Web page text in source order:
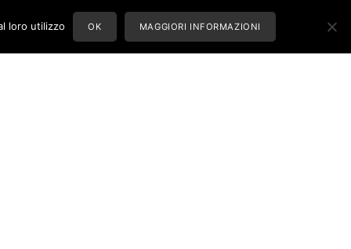
loro utilizzo OK MAGGIORI INFORMAZIONI